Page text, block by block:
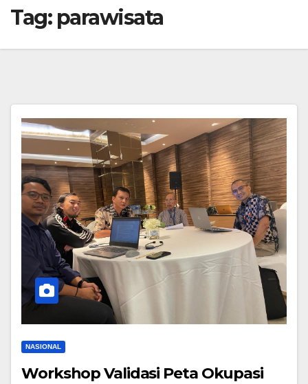
Tag: parawisata
NASIONAL
Workshop Validasi Peta Okupasi